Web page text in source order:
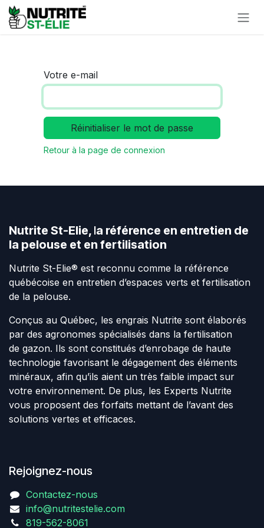
Se rendre au contenu
Votre e-mail
Réinitialiser le mot de passe
Retour à la page de connexion
Nutrite St-Elie, la référence en entretien de
la pelouse et en fertilisation
Nutrite St-Elie® est reconnu comme la référence
québécoise en entretien d’espaces verts et fertilisation
de la pelouse.
Conçus au Québec, les engrais Nutrite sont élaborés
par des agronomes spécialisés dans la fertilisation
de gazon. Ils sont constitués d’enrobage de haute
technologie favorisant le dégagement des éléments
minéraux, afin qu’ils aient un très faible impact sur
votre environnement. De plus, les Experts Nutrite
vous proposent des forfaits mettant de l’avant des
solutions vertes et efficaces.
Rejoignez-nous
Contactez-nous
info@nutritestelie.com
819-562-8061